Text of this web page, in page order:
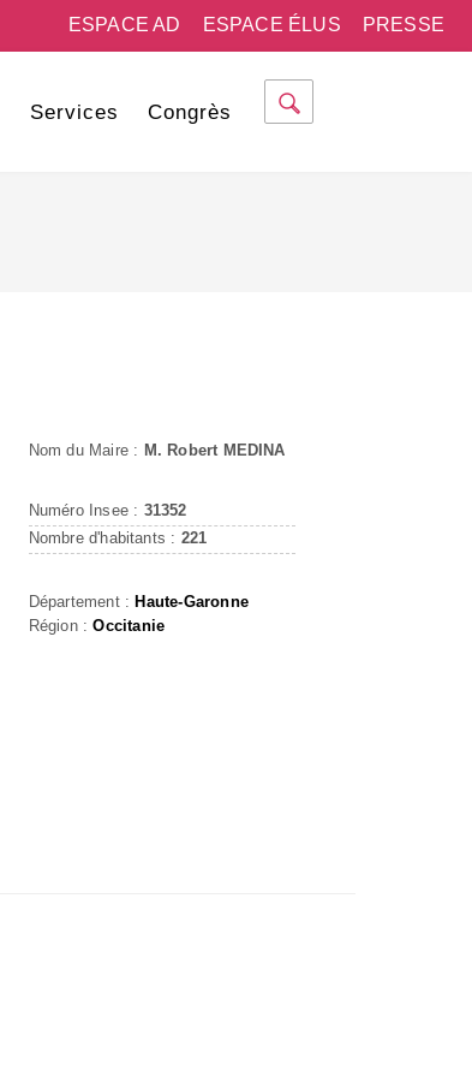
PRESSE
ESPACE ÉLUS
ESPACE AD
Services Congrès
Nom du Maire : M. Robert MEDINA
Numéro Insee : 31352
Nombre d'habitants : 221
Département : Haute-Garonne
Région :Occitanie